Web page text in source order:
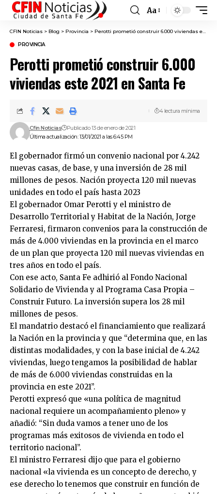
Font
Resizer
Aa
CFIN Noticias > Blog > Provincia > Perotti prometió construir 6.000 viviendas este 2021 en Santa Fe
PROVINCIA
Perotti prometió construir 6.000
viviendas este 2021 en Santa Fe
Última actualización: 13/01/2021 a las 6:45 PM
Cfin Noticias Publicado 13 de enero de 2021
4 lectura mínima
El gobernador firmó un convenio nacional por 4.242
nuevas casas, de base, y una inversión de 28 mil
millones de pesos. Nación proyecta 120 mil nuevas
unidades en todo el país hasta 2023
El gobernador Omar Perotti y el ministro de
Desarrollo Territorial y Habitat de la Nación, Jorge
Ferraresi, firmaron convenios para la construcción de
más de 4.000 viviendas en la provincia en el marco
de un plan que proyecta 120 mil nuevas viviendas en
tres años en todo el país.
Con ese acto, Santa Fe adhirió al Fondo Nacional
Solidario de Vivienda y al Programa Casa Propia –
Construir Futuro. La inversión supera los 28 mil
millones de pesos.
El mandatrio destacó el financiamiento que realizará
la Nación en la provincia y que “determina que, en las
distintas modalidades, y con la base inicial de 4.242
viviendas, luego tengamos la posibilidad de hablar
de más de 6.000 viviendas construidas en la
provincia en este 2021”.
Perotti expresó que «una política de magnitud
nacional requiere un acompañamiento pleno» y
añadió: “Sin duda vamos a tener uno de los
programas más exitosos de vivienda en todo el
territorio nacional”.
El ministro Ferraresi dijo que para el gobierno
nacional «la vivienda es un concepto de derecho, y
ese derecho lo tenemos que construir en función de